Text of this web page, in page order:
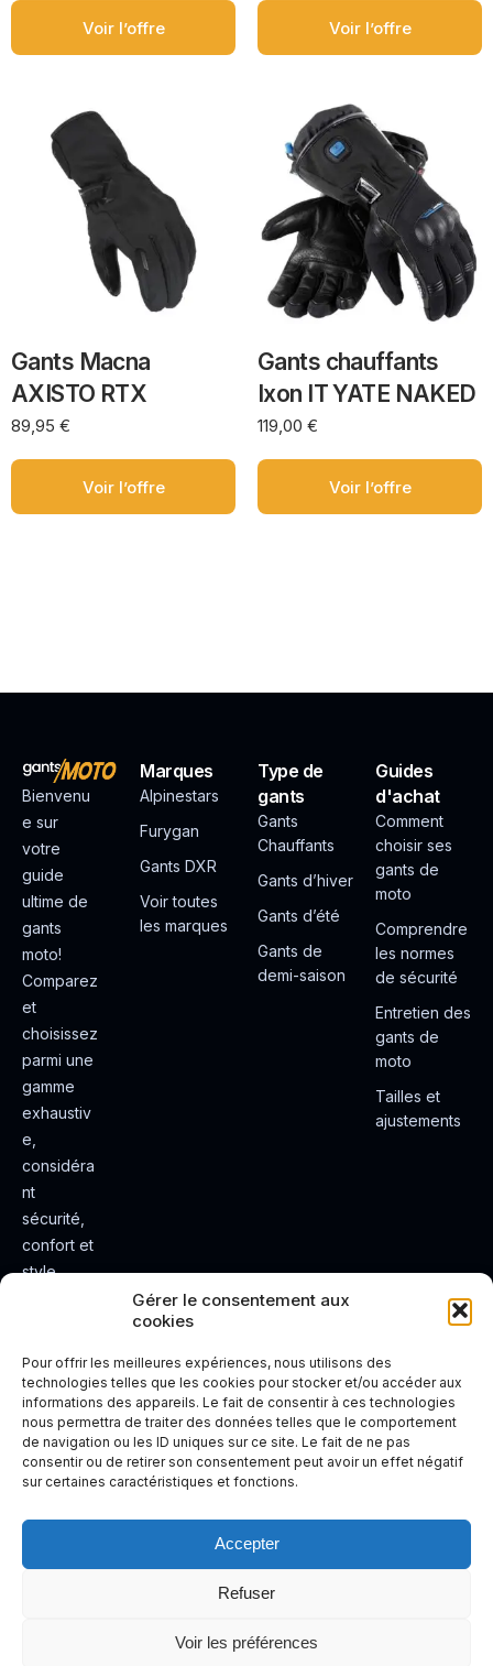
Gérer le consentement aux
cookies
Pour offrir les meilleures expériences, nous utilisons des
technologies telles que les cookies pour stocker et/ou accéder aux
informations des appareils. Le fait de consentir à ces technologies
nous permettra de traiter des données telles que le comportement
de navigation ou les ID uniques sur ce site. Le fait de ne pas
consentir ou de retirer son consentement peut avoir un effet négatif
sur certaines caractéristiques et fonctions.
Accepter
Refuser
Voir les préférences
Voir l’offre Voir l’offre
Gants Macna
AXISTO RTX
89,95 €
Voir l’offre
Gants chauffants
Ixon IT YATE NAKED
119,00 €
Voir l’offre
Bienvenu
e sur
votre
guide
ultime de
gants
moto!
Comparez
et
choisissez
parmi une
gamme
exhaustiv
e,
considéra
nt
sécurité,
confort et
style.
e de
conduite
plus sûre
et plus
agréable.
Marques
Alpinestars
Furygan
Gants DXR
Voir toutes
les marques
Type de
gants
Gants
Chauffants
Gants d’hiver
Gants d’été
Gants de
demi-saison
Guides
d'achat
Comment
choisir ses
gants de
moto
Comprendre
les normes
de sécurité
Entretien des
gants de
moto
Tailles et
ajustements